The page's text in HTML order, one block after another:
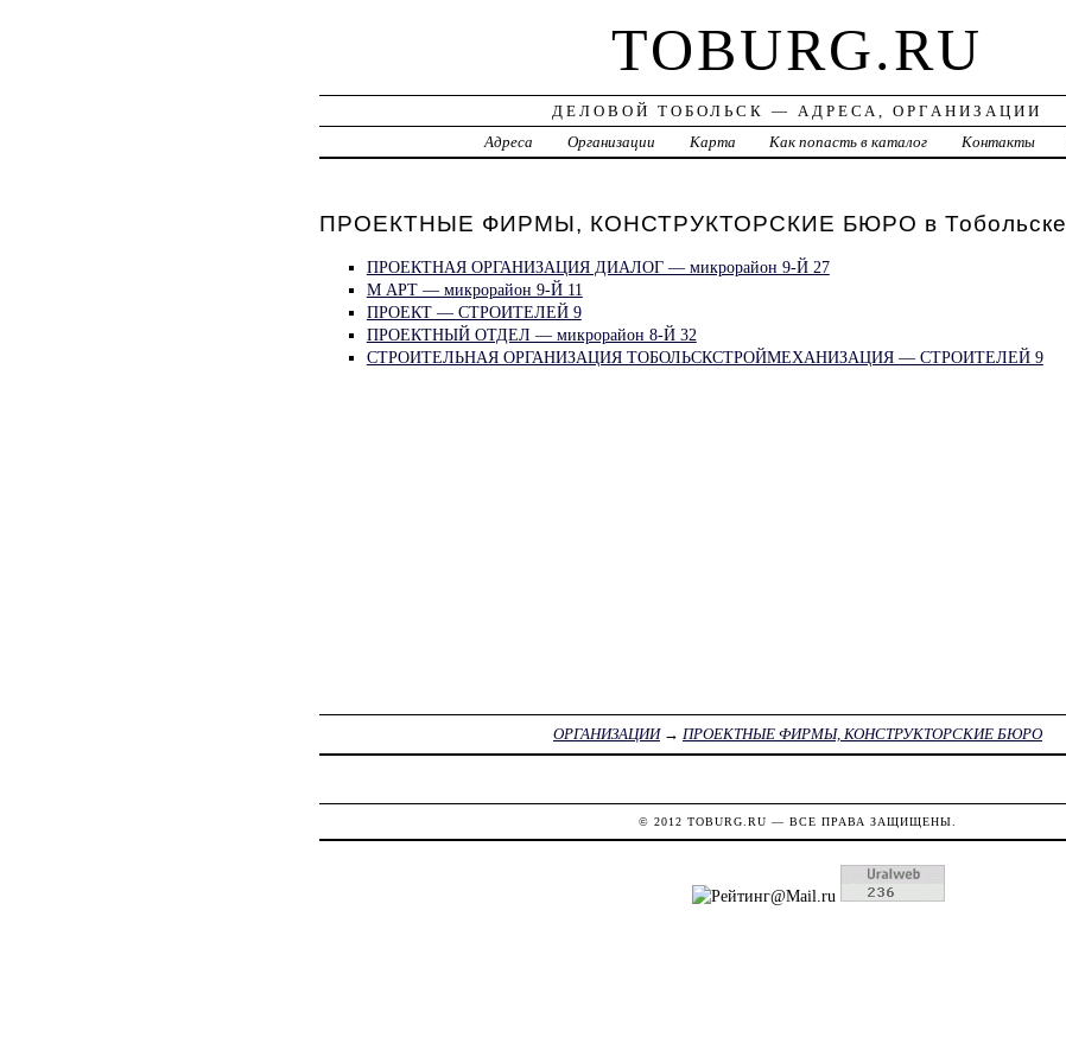
TOBURG.RU
ДЕЛОВОЙ ТОБОЛЬСК — АДРЕСА, ОРГАНИЗАЦИИ
Адреса
Организации Карта Как попасть в каталог Контакты
ПРОЕКТНЫЕ ФИРМЫ, КОНСТРУКТОРСКИЕ БЮРО в Тобольске
ПРОЕКТНАЯ ОРГАНИЗАЦИЯ ДИАЛОГ — микрорайон 9-Й 27
М АРТ — микрорайон 9-Й 11
ПРОЕКТ — СТРОИТЕЛЕЙ 9
ПРОЕКТНЫЙ ОТДЕЛ — микрорайон 8-Й 32
СТРОИТЕЛЬНАЯ ОРГАНИЗАЦИЯ ТОБОЛЬСКСТРОЙМЕХАНИЗАЦИЯ — СТРОИТЕЛЕЙ 9
ОРГАНИЗАЦИИ→ ПРОЕКТНЫЕ ФИРМЫ, КОНСТРУКТОРСКИЕ БЮРО
© 2012 TOBURG.RU — ВСЕ ПРАВА ЗАЩИЩЕНЫ.